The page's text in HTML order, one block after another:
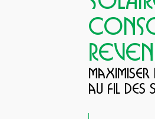
au fil des